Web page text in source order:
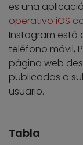
es una
operativo iOS
Instagram está
teléfono móvil,
página web
publicadas o
usuario.
Tabla